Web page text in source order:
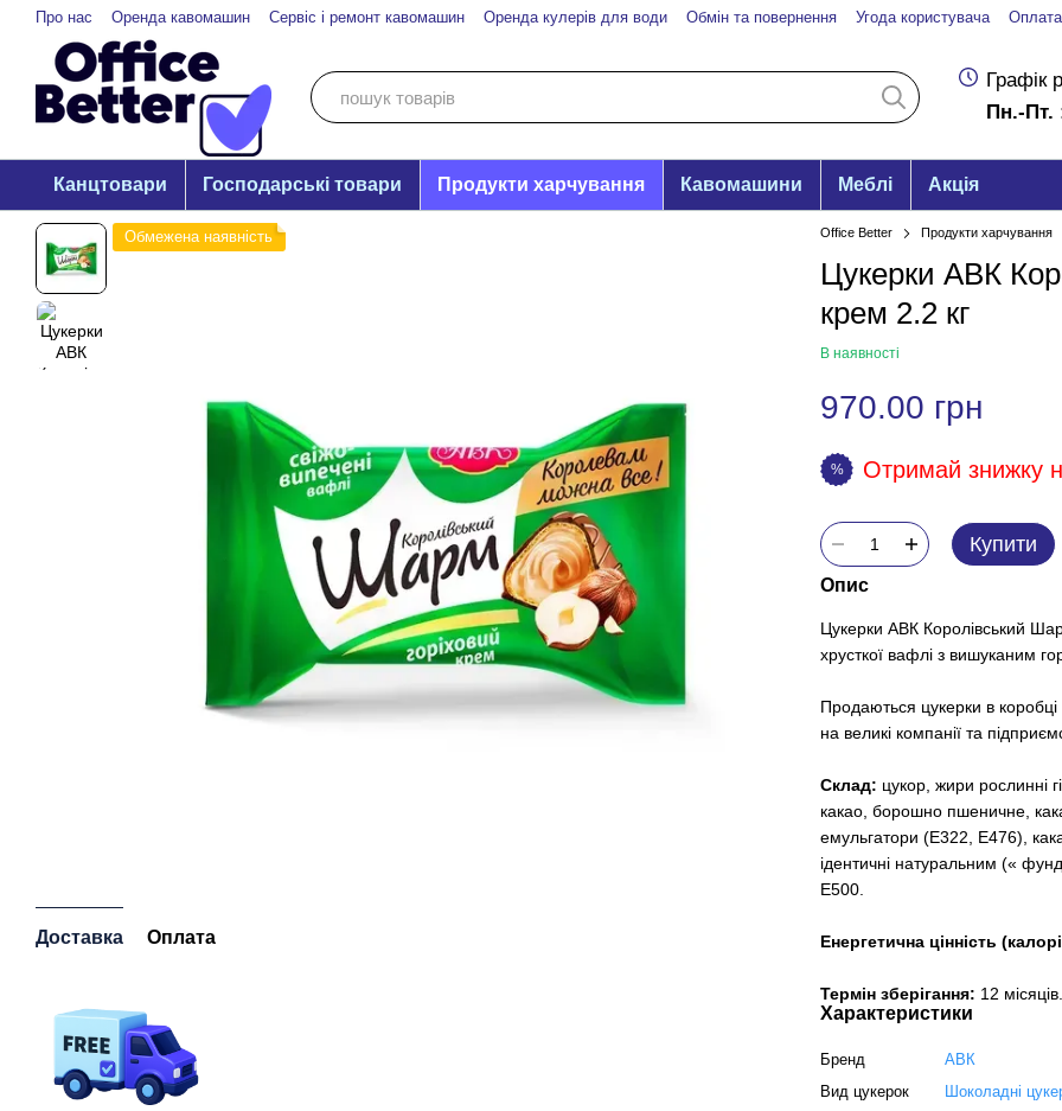
Перейти до основного контенту
Про нас Оренда кавомашин Сервіс і ремонт кавомашин Оренда кулерів для води Обмін та повернення Угода користувача Оплата
Графік
Пн.-Пт.
Канцтовари Господарські товари Продукти харчування Кавомашини Меблі Акція
Обмежена наявність
Доставка Оплата
Office Better Продукти харчування
Цукерки АВК
крем 2.2 кг
В наявності
970.00 грн
% Отримай знижку
Купити
Опис
Цукерки АВК Королівський
хрусткої вафлі з вишуканим
Продаються цукерки в
на великі компанії та
Склад: цукор, жири рослинні
какао, борошно пшеничне,
емульгатори (Е322, Е476),
ідентичні натуральним («
Е500.
Енергетична цінність
Термін зберігання: 12 місяців.
Характеристики
Бренд
АВК
Вид цукерок
Шоколадні